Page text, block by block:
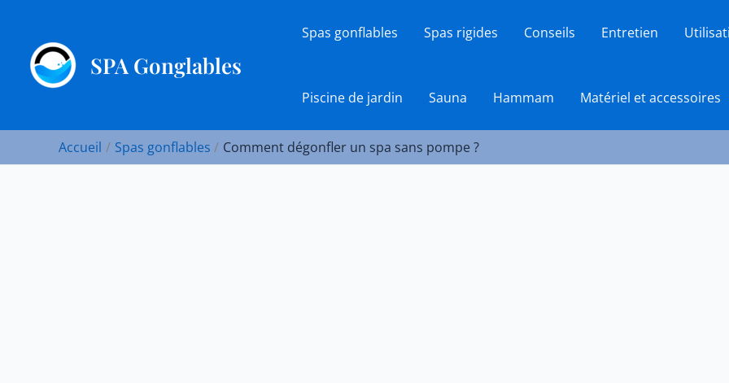
contenu
SPA Gonglables
Spas gonflables Spas rigides Conseils Entretien
Piscine de jardin Sauna Hammam Matériel et accessoires
Accueil Spas gonflables Comment dégonfler un spa sans pompe ?